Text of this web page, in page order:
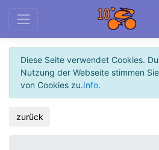
Diese Seite verwendet Cookies.
Nutzung der Webseite stimmen
von Cookies zu.Info.
zurück